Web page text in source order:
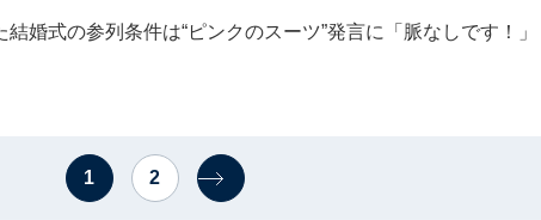
婚式の参列条件は“ピンクのスーツ”発言に「脈なしです！」
1 2